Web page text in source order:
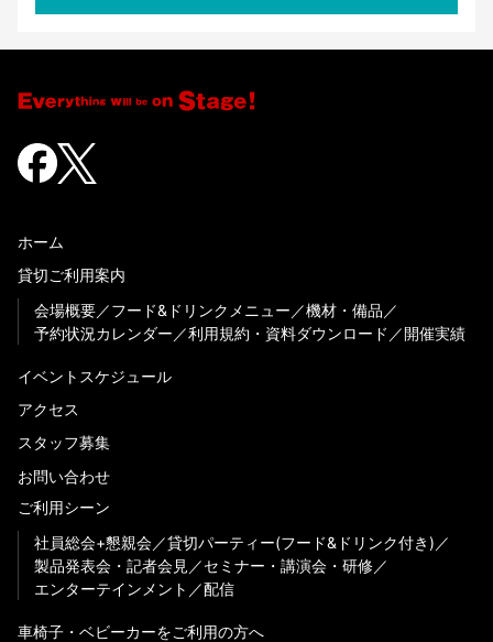
ホーム
貸切ご利用案内
会場概要
フード&ドリンクメニュー
機材・備品
予約状況カレンダー
利用規約・資料ダウンロード 開催実績
イベントスケジュール
アクセス
スタッフ募集
お問い合わせ
ご利用シーン
社員総会+懇親会
貸切パーティー(フード&ドリンク付き)
製品発表会・記者会見
セミナー・講演会・研修
エンターテインメント
配信
車椅子・ベビーカーをご利用の方へ